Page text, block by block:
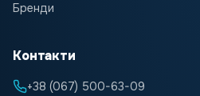
Бренди
Контакти
+38 (067) 500-63-09